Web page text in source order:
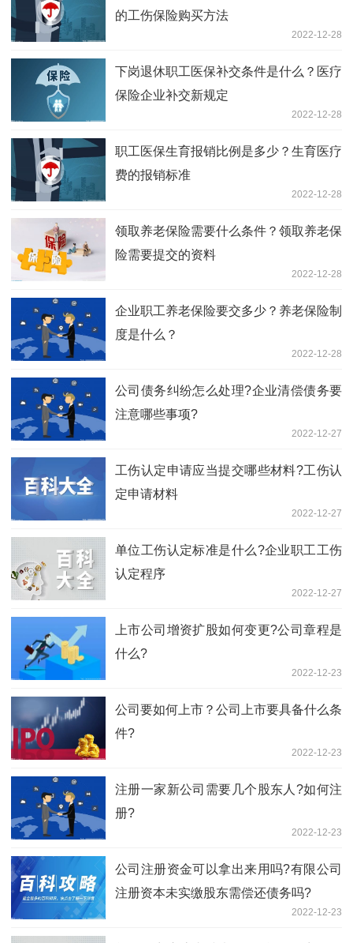
的工伤保险购买方法
2022-12-28
下岗退休职工医保补交条件是什么？医疗
保险企业补交新规定
2022-12-28
职工医保生育报销比例是多少？生育医疗
费的报销标准
2022-12-28
领取养老保险需要什么条件？领取养老保
险需要提交的资料
2022-12-28
企业职工养老保险要交多少？养老保险制
度是什么？
2022-12-28
公司债务纠纷怎么处理?企业清偿债务要
注意哪些事项?
2022-12-27
工伤认定申请应当提交哪些材料?工伤认
定申请材料
2022-12-27
单位工伤认定标准是什么?企业职工工伤
认定程序
2022-12-27
上市公司增资扩股如何变更?公司章程是
什么?
2022-12-23
公司要如何上市？公司上市要具备什么条
件?
2022-12-23
注册一家新公司需要几个股东人?如何注
册?
2022-12-23
公司注册资金可以拿出来用吗?有限公司
注册资本未实缴股东需偿还债务吗?
2022-12-23